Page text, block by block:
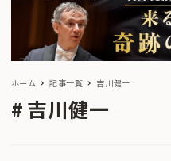
ホーム 記事一覧 吉川健一
吉川健一